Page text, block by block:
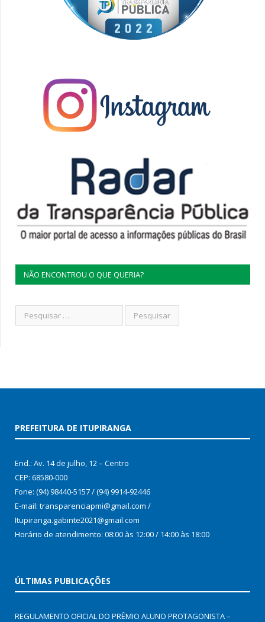
NÃO ENCONTROU O QUE QUERIA?
PREFEITURA DE ITUPIRANGA
End.: Av. 14 de julho, 12 – Centro
CEP: 68580-000
Fone: (94) 98440-5157 / (94) 9914-92446
E-mail: transparenciapmi@gmail.com /
Itupiranga.gabinte2021@gmail.com
Horário de atendimento: 08:00 às 12:00 / 14:00 às 18:00
ÚLTIMAS PUBLICAÇÕES
REGULAMENTO OFICIAL DO PRÊMIO ALUNO PROTAGONISTA –